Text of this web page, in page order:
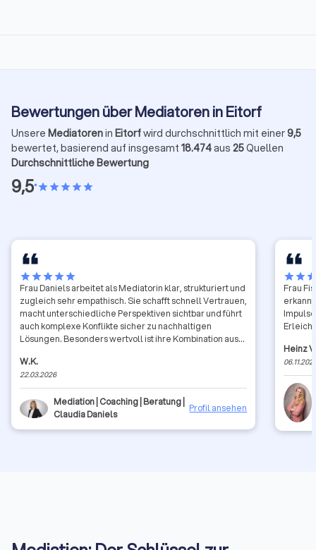
Bewertungen über Mediatoren in Eitorf
Unsere Mediatorenin Eitorfwird durchschnittlich mit einer9,5
bewertet, basierend auf insgesamt 18.474aus 25Quellen
Durchschnittliche Bewertung
9,5•starstarstarstarstar
starstarstarstarstar
Frau Daniels arbeitet als Mediatorin klar, strukturiert und
zugleich sehr empathisch. Sie schafft schnell Vertrauen,
macht unterschiedliche Perspektiven sichtbar und führt
auch komplexe Konflikte sicher zu nachhaltigen
Lösungen. Besonders wertvoll ist ihre Kombination aus
organisationale Zusammenhänge Insbesondere bei
Konflikten aus dem IT-Bereich.
W.K.
22.03.2026
Mediation | Coaching | Beratung |
Claudia Daniels
Profil ansehen
starstar
Frau
Heinz